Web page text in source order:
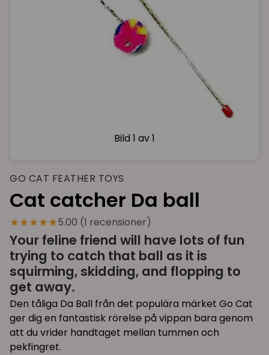
Bild 1 av 1
GO CAT FEATHER TOYS
Cat catcher Da ball
★★★★★5.00 (1 recensioner)
Your feline friend will have lots of fun
trying to catch that ball as it is
squirming, skidding, and flopping to
get away.
Den tåliga Da Ball från det populära märket Go Cat
ger dig en fantastisk rörelse på vippan bara genom
att du vrider handtaget mellan tummen och
pekfingret.